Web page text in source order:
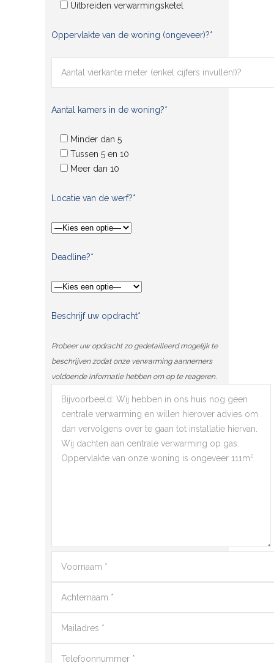
Uitbreiden verwarmingsketel
Oppervlakte van de woning (ongeveer)?*
Aantal kamers in de woning?*
Minder dan 5
Tussen 5 en 10
Meer dan 10
Locatie van de werf?*
Deadline?*
Beschrijf uw opdracht*
Probeer uw opdracht zo gedetailleerd mogelijk te
beschrijven zodat onze verwarming aannemers
voldoende informatie hebben om op te reageren.